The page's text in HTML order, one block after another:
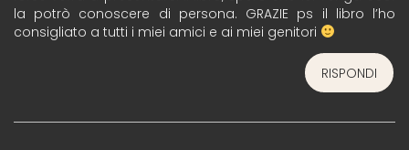
la potrò conoscere di persona. GRAZIE ps il libro l’ho
consigliato a tutti i miei amici e ai miei genitori
RISPONDI